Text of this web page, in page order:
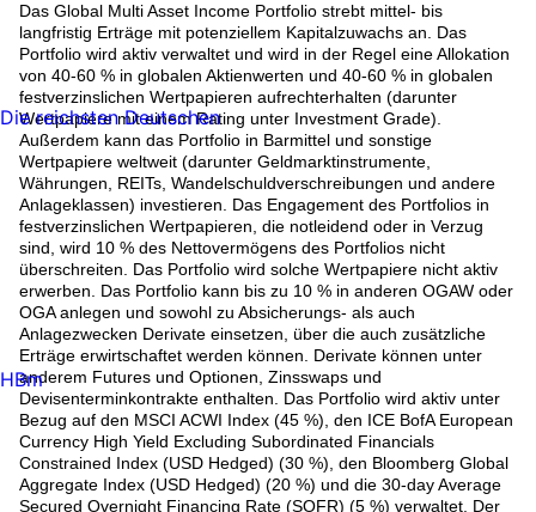
Das Global Multi Asset Income Portfolio strebt mittel- bis
langfristig Erträge mit potenziellem Kapitalzuwachs an. Das
Portfolio wird aktiv verwaltet und wird in der Regel eine Allokation
von 40-60 % in globalen Aktienwerten und 40-60 % in globalen
festverzinslichen Wertpapieren aufrechterhalten (darunter
Wertpapiere mit einem Rating unter Investment Grade).
Außerdem kann das Portfolio in Barmittel und sonstige
Wertpapiere weltweit (darunter Geldmarktinstrumente,
Währungen, REITs, Wandelschuldverschreibungen und andere
Anlageklassen) investieren. Das Engagement des Portfolios in
festverzinslichen Wertpapieren, die notleidend oder in Verzug
sind, wird 10 % des Nettovermögens des Portfolios nicht
überschreiten. Das Portfolio wird solche Wertpapiere nicht aktiv
erwerben. Das Portfolio kann bis zu 10 % in anderen OGAW oder
OGA anlegen und sowohl zu Absicherungs- als auch
Anlagezwecken Derivate einsetzen, über die auch zusätzliche
Erträge erwirtschaftet werden können. Derivate können unter
anderem Futures und Optionen, Zinsswaps und
Devisenterminkontrakte enthalten. Das Portfolio wird aktiv unter
Bezug auf den MSCI ACWI Index (45 %), den ICE BofA European
Currency High Yield Excluding Subordinated Financials
Constrained Index (USD Hedged) (30 %), den Bloomberg Global
Aggregate Index (USD Hedged) (20 %) und die 30-day Average
Secured Overnight Financing Rate (SOFR) (5 %) verwaltet. Der
Die reichsten Deutschen
HBm